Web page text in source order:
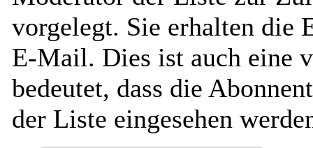
vorgelegt. Sie erhalten die
E-Mail. Dies ist auch eine
bedeutet, dass die
der Liste eingesehen